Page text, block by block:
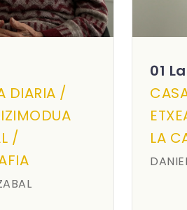
DIARIA /
/
01
LA